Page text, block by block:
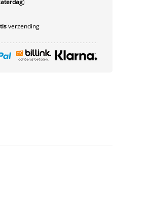
)
verzending